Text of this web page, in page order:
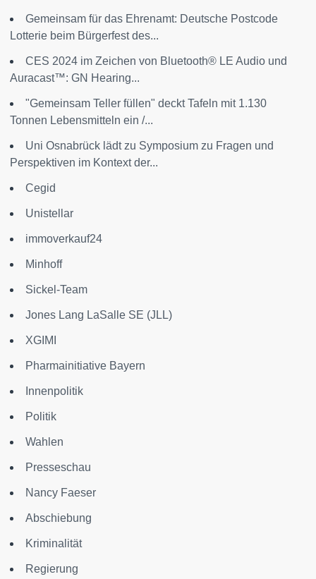
Gemeinsam für das Ehrenamt: Deutsche Postcode
Lotterie beim Bürgerfest des...
CES 2024 im Zeichen von Bluetooth® LE Audio und
Auracast™: GN Hearing...
"Gemeinsam Teller füllen" deckt Tafeln mit 1.130
Tonnen Lebensmitteln ein /...
Uni Osnabrück lädt zu Symposium zu Fragen und
Perspektiven im Kontext der...
Cegid
Unistellar
immoverkauf24
Minhoff
Sickel-Team
Jones Lang LaSalle SE (JLL)
XGIMI
Pharmainitiative Bayern
Innenpolitik
Politik
Wahlen
Presseschau
Nancy Faeser
Abschiebung
Kriminalität
Regierung